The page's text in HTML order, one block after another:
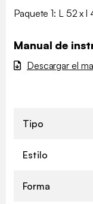
Paquete 1: L 52 x l
Manual de
Descargar el
Tipo
Estilo
Forma